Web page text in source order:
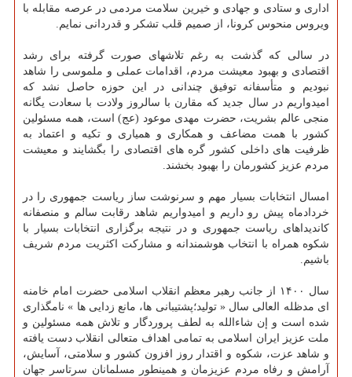
اداری و ستادی و جهادی و خیرین سلامت مردمی در عرصه مقابله با
ویروس منحوس کرونا، از صمیم قلب تشکر و قدردانی نمایم.
در سالی که گذشت به رغم تلاشهای صورت گرفته برای رشد
اقتصادی و بهبود معیشت مردم، اقدامات عملی و ملموسی را شاهد
نبودیم و متأسفانه توفیق چندانی در این حوزه حاصل نشد که
امیدواریم در سال جدید که مقارن با سالروز ولادت با سعادت یگانه
منجی عالم بشریت، حضرت مهدی موعود (عج) است، همه مسئولین
کشور با همت مضاعف و همکاری و همیاری و تکیه و اعتماد به
ظرفیت های داخلی کشور گره های اقتصادی را بگشایند و معیشت
مردم عزیز کشورمان را بهبود بخشند.
امسال انتخابات بسیار مهم و سرنوشت ساز ریاست جمهوری را در
خردادماه پیش رو داریم و امیدواریم شاهد رقابت سالم و منصفانه
کاندیداهای ریاست جمهوری و در نتیجه برگزاری انتخابات بسیار با
شکوه همراه با انتخاب هوشمندانه و مشارکت اکثریت مردم شریف
باشیم.
سال ۱۴۰۰ از جانب رهبر معظم انقلاب اسلامی حضرت امام خامنه
ای مدظله العالی سال « تولید؛پشتیبانی ها، مانع زدایی ها » نامگذاری
شده است و إن شاءالله به لطف پروردگار و تلاش همه مسئولین و
ملت عزیز ایران اسلامی به تمامی اهداف متعالی انقلاب دست یافته
و شاهد عزت، شکوه و اقتدار روز افزون کشور و سلامتی، آسایش،
آرامش و رفاه مردم عزیزمان و همینطور مسلمانان سرتاسر جهان